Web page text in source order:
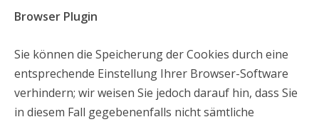
Browser Plugin
Sie können die Speicherung der Cookies durch eine
entsprechende Einstellung Ihrer Browser-Software
verhindern; wir weisen Sie jedoch darauf hin, dass Sie
in diesem Fall gegebenenfalls nicht sämtliche